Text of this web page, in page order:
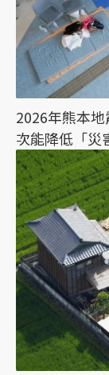
2026年熊本
次能降低「災